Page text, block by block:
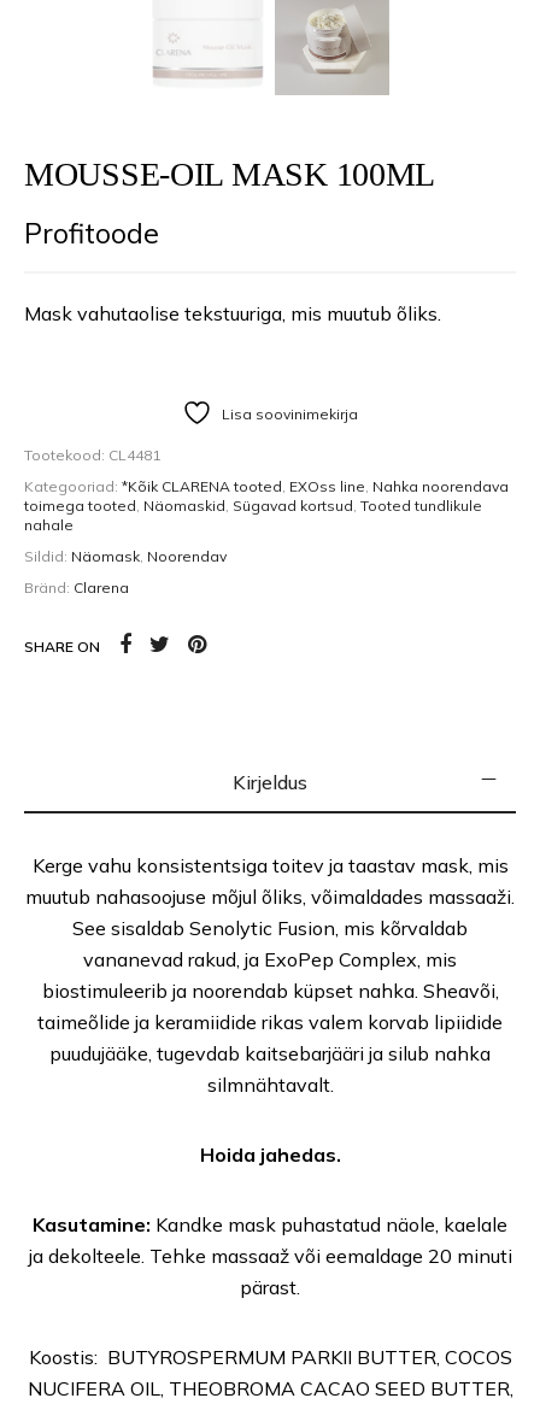
MOUSSE-OIL MASK 100ML
Profitoode
Mask vahutaolise tekstuuriga, mis muutub õliks.
Lisa soovinimekirja
Tootekood: CL4481
Kategooriad: *Kõik CLARENA tooted EXOss line Nahka noorendava
toimega tooted Näomaskid Sügavad kortsud Tooted tundlikule
nahale
Sildid: Näomask Noorendav
Bränd: Clarena
SHARE ON
Kirjeldus
Kerge vahu konsistentsiga toitev ja taastav mask, mis
muutub nahasoojuse mõjul õliks, võimaldades massaaži.
See sisaldab Senolytic Fusion, mis kõrvaldab
vananevad rakud, ja ExoPep Complex, mis
biostimuleerib ja noorendab küpset nahka. Sheavõi,
taimeõlide ja keramiidide rikas valem korvab lipiidide
puudujääke, tugevdab kaitsebarjääri ja silub nahka
silmnähtavalt.
Hoida jahedas.
Kasutamine: Kandke mask puhastatud näole, kaelale
ja dekolteele. Tehke massaaž või eemaldage 20 minuti
pärast.
Koostis: BUTYROSPERMUM PARKII BUTTER, COCOS
NUCIFERA OIL, THEOBROMA CACAO SEED BUTTER,